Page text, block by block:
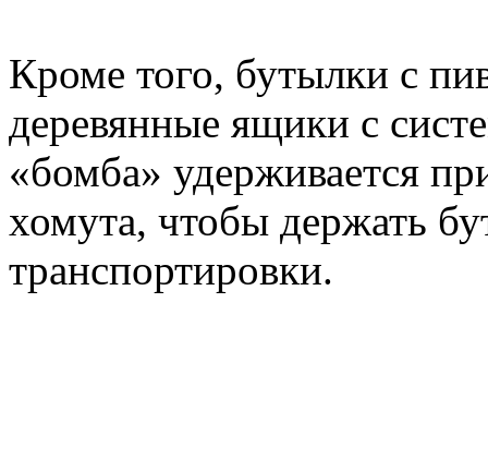
Кроме того, бутылки с
деревянные ящики с
«бомба» удерживается
хомута, чтобы держать
транспортировки.